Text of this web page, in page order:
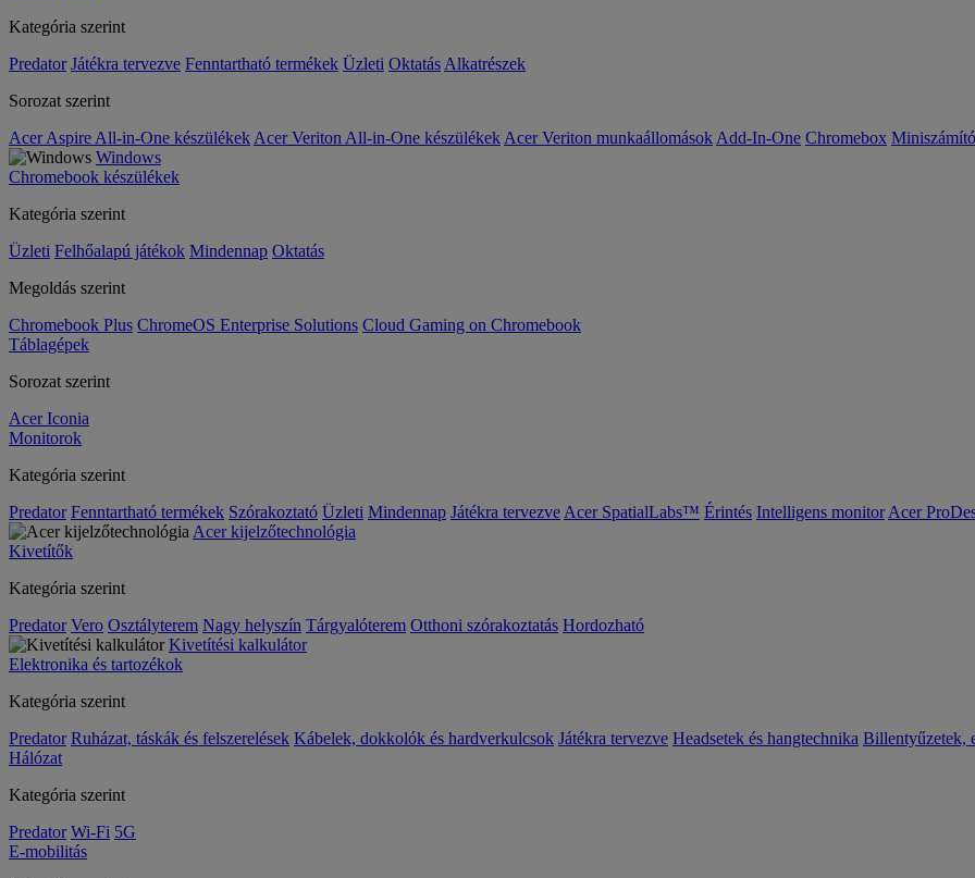
Kategória szerint
Predator Játékra tervezve Fenntartható termékek Üzleti Oktatás Alkatrészek
Sorozat szerint
Acer Aspire All-in-One készülékek Acer Veriton All-in-One készülékek Acer Veriton munkaállomások Add-In-One Chromebox
Windows
Chromebook készülékek
Kategória szerint
Üzleti Felhőalapú játékok Mindennap Oktatás
Megoldás szerint
Chromebook Plus ChromeOS Enterprise Solutions Cloud Gaming on Chromebook
Táblagépek
Sorozat szerint
Acer Iconia
Monitorok
Kategória szerint
Predator Fenntartható termékek Szórakoztató Üzleti Mindennap Játékra tervezve Acer SpatialLabs™ Érintés Intelligens monitor Acer
Acer kijelzőtechnológia
Kivetítők
Kategória szerint
Predator Vero Osztályterem Nagy helyszín Tárgyalóterem Otthoni szórakoztatás Hordozható
Kivetítési kalkulátor
Elektronika és tartozékok
Kategória szerint
Predator Ruházat, táskák és felszerelések Kábelek, dokkolók és hardverkulcsok Játékra tervezve Headsetek és hangtechnika Billentyűzetek,
Hálózat
Kategória szerint
Predator Wi-Fi 5G
E-mobilitás